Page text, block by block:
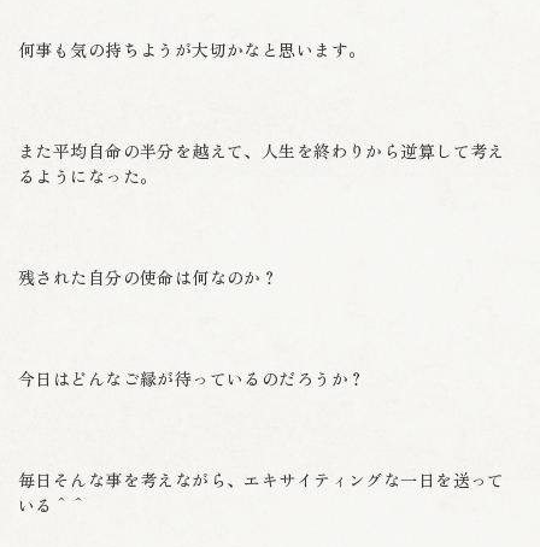
何事も気の持ちようが大切かなと思います。
また平均自命の半分を越えて、人生を終わりから逆算して考え
るようになった。
残された自分の使命は何なのか？
今日はどんなご縁が待っているのだろうか？
毎日そんな事を考えながら、エキサイティングな一日を送って
いる＾＾